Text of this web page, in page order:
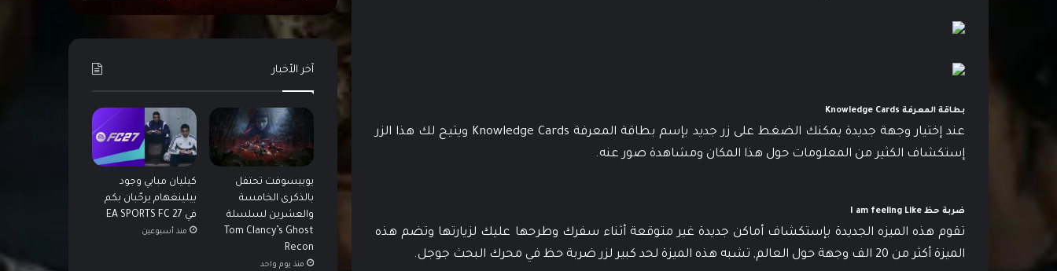
بطاقة المعرفة Knowledge Cards
عند إختيار وجهة جديدة يمكنك الضغط على زر جديد بإسم بطاقة المعرفة Knowledge Cards ويتيح لك هذا الزر
إستكشاف الكثير من المعلومات حول هذا المكان ومشاهدة صور عنه.
ضربة حظ I am feeling Like
تقوم هذه الميزه الجديدة بإستكشاف أماكن جديدة غير متوقعة أثناء سفرك وطرحها عليك لزيارتها وتضم هذه
الميزة أكثر من 20 الف وجهة حول العالم, تشبه هذه الميزة لحد كبير لزر ضربة حظ في محرك البحث جوجل.
آخر الأخبار
يوبيسوفت تحتفل
بالذكرى الخامسة
والعشرين لسلسلة
Tom Clancy’s Ghost
Recon
منذ يوم واحد
كيليان مبابي وجود
بيلينغهام يرحّبان بكم
في EA SPORTS FC 27
منذ أسبوعين